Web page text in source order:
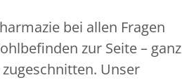
bei allen Fragen
zur Seite – ganz
Unser
bis hin zu